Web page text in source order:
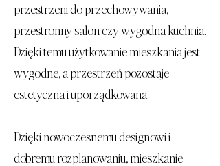
przestrzeni do przechowywania,
przestronny salon czy wygodna kuchnia.
Dzięki temu użytkowanie mieszkania jest
wygodne, a przestrzeń pozostaje
estetyczna i uporządkowana.
Dzięki nowoczesnemu designowi i
dobremu rozplanowaniu, mieszkanie